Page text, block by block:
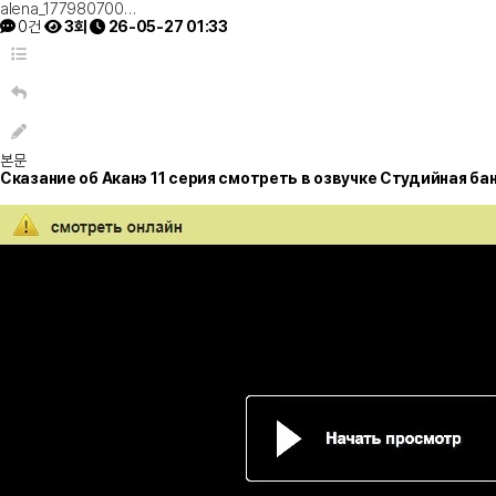
alena_177980700…
0건
3회 26-05-27 01:33
본문
Сказание об Аканэ 11 серия смотреть в озвучке Студийная